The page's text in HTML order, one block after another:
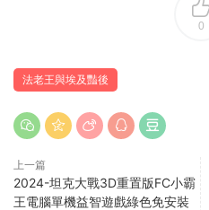
0
法老王與埃及豔後
上一篇
2024-坦克大戰3D重置版FC小霸
王電腦單機益智遊戲綠色免安裝